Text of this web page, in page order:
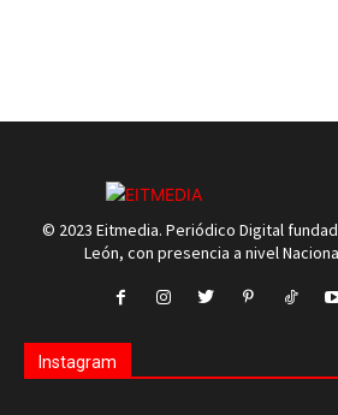
© 2023 Eitmedia. Periódico Digital
León, con presencia a nivel
Instagram